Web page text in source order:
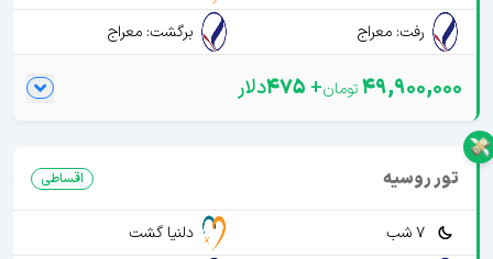
رفت: معراج
برگشت: معراج
49,900,000
+
475دلار
تور روسیه اقساطی
7 شب
دلنیا گشت